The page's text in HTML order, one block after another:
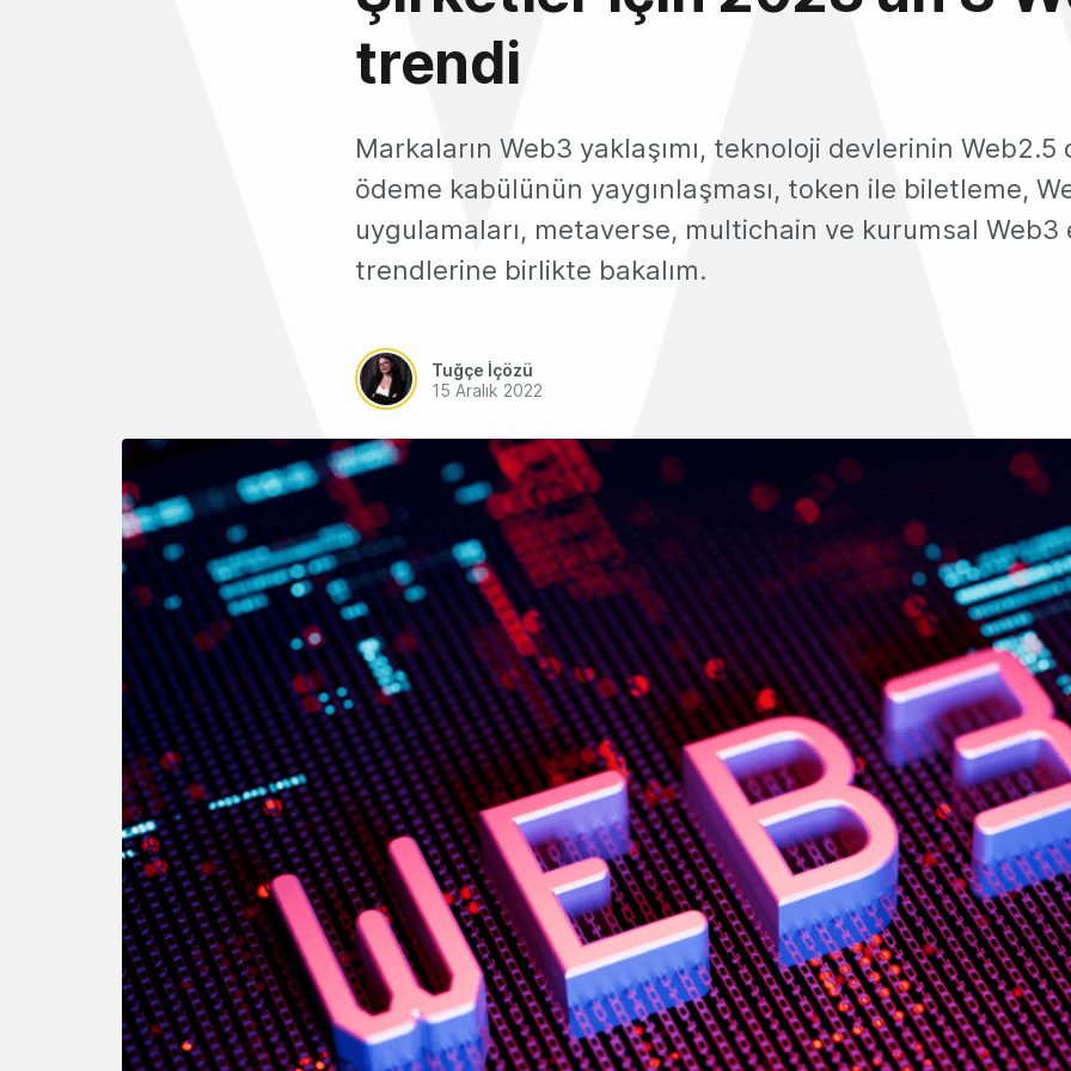
trendi
Markaların Web3 yaklaşımı, teknoloji devlerinin
ödeme kabülünün yaygınlaşması, token ile biletleme,
uygulamaları, metaverse, multichain ve kurumsal Web3
trendlerine birlikte bakalım.
Tuğçe İçözü
15 Aralık 2022